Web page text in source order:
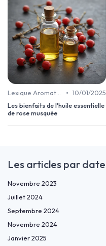
Lexique Aromathérapie • 10/01/2025
Les bienfaits de l'huile essentielle
de rose musquée
Les articles par date
Novembre 2023
Juillet 2024
Septembre 2024
Novembre 2024
Janvier 2025